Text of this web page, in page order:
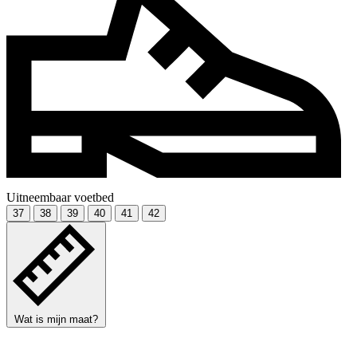
Uitneembaar voetbed
37 38 39 40 41 42
Wat is mijn maat?